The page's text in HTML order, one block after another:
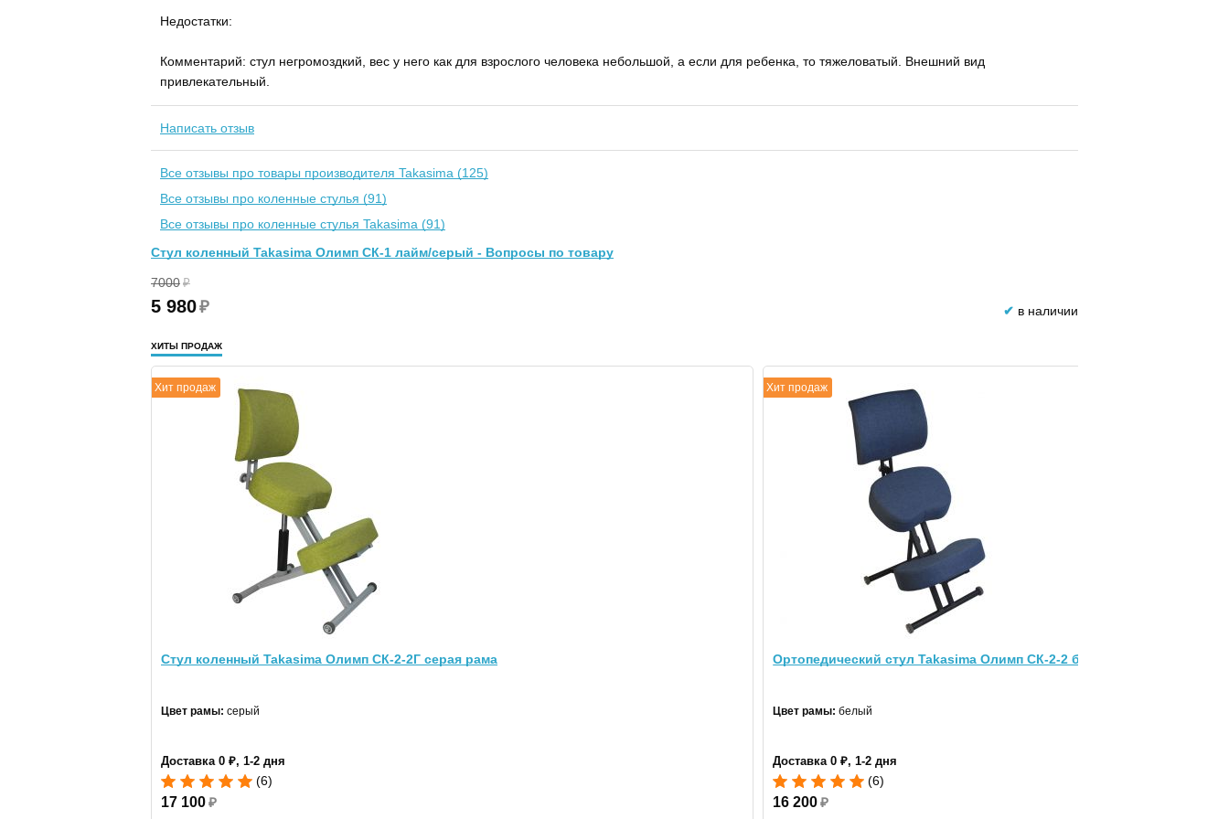
Недостатки:
Комментарий: стул негромоздкий, вес у него как для взрослого человека небольшой, а если для ребенка, то тяжеловатый. Внешний вид
привлекательный.
Написать отзыв
Все отзывы про товары производителя Takasima (125)
Все отзывы про коленные стулья (91)
Все отзывы про коленные стулья Takasima (91)
Стул коленный Takasima Олимп СК-1 лайм/серый - Вопросы по товару
7000 ₽
5 980₽ ✔ в наличии
ХИТЫ ПРОДАЖ
Хит продаж
Стул коленный Takasima Олимп СК-2-2Г серая рама
Цвет рамы: серый
Доставка 0 ₽, 1-2 дня
(6)
17 100₽
Хит продаж
Ортопедический стул Takasima Олимп СК-2-2 белая рама
Цвет рамы: белый
Доставка 0 ₽, 1-2 дня
(6)
16 200₽